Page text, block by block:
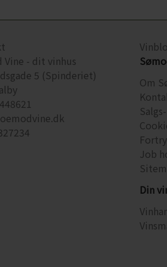
Vine - dit vinhus
5 (Spinderiet)
Om
Job
Din